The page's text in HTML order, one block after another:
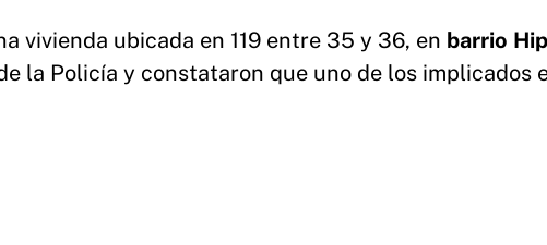
vivienda ubicada en 119 entre 35 y 36, en barrio
la Policía y constataron que uno de los implicados